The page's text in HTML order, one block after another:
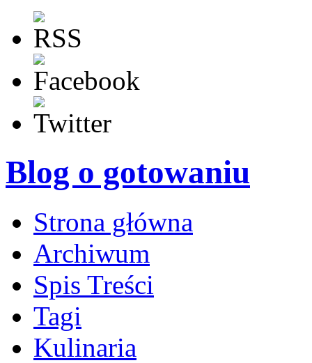
Blog o gotowaniu
Strona główna
Archiwum
Spis Treści
Tagi
Kulinaria